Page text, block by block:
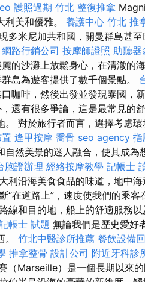
護照過期 竹北 整復推拿
利美和優雅。 養護中心 竹北 推
多米尼加共和國，開曼群島甚至
網路行銷公司 按摩師證照 助聽器
的沙灘上放鬆身心，在清澈的
島為遊客提供了數千個景點。
咖啡，然後出發並發現泰國，
還有很多爭論，這是最常見的
。 對於旅行者而言，選擇考慮
逢甲按摩 喬骨 seo agency 指
然美景的迷人融合，使其成為
胞證辦理 經絡按摩教學 記帳士
利沿海美食食品的味道，地中
“在道路上”，速度使我們的乘
線和目的地，船上的舒適服務
帳士 試題 無論我們是歷史愛好
。 竹北中醫診所推薦 餐飲設備
推拿整骨 設計公司 附近牙科診
（Marseille）是一個長期以來